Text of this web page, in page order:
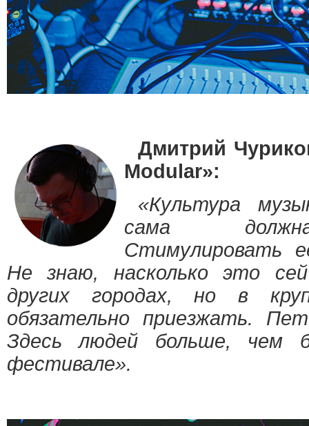
Дмитрий
Modular»:
«Культура
сама
Стимулировать
Не знаю, насколько это
других городах, но в
обязательно приезжать.
Здесь людей больше, чем
фестивале».